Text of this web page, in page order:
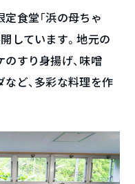
食堂「浜の母ちゃ
しています。地元の
すり身揚げ、味噌
ど、多彩な料理を作